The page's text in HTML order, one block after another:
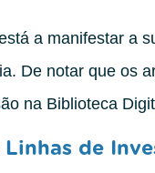
a manifestar a
De notar que os
na Biblioteca
de